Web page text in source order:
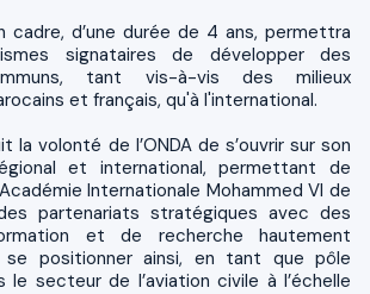
d’une durée de 4 ans, permettra
signataires de développer des
tant vis-à-vis des milieux
et français, qu'à l'international.
volonté de l’ONDA de s’ouvrir sur son
et international, permettant de
Internationale Mohammed VI de
partenariats stratégiques avec des
et de recherche hautement
positionner ainsi, en tant que pôle
le secteur de l’aviation civile à l’échelle